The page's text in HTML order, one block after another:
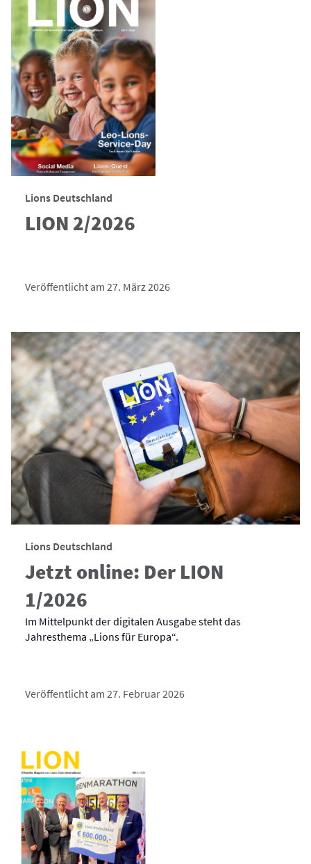
Lions Deutschland
LION 2/2026
Veröffentlicht am 27. März 2026
Lions Deutschland
Jetzt online: Der LION
1/2026
Im Mittelpunkt der digitalen Ausgabe steht das
Jahresthema „Lions für Europa“.
Veröffentlicht am 27. Februar 2026